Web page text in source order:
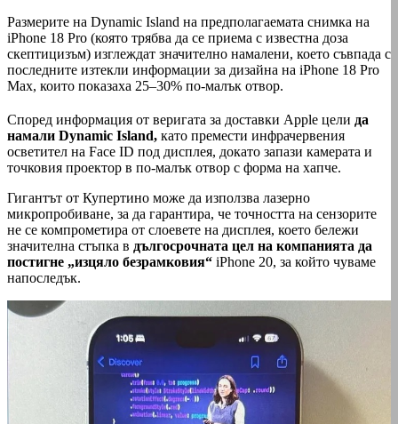
Размерите на Dynamic Island на предполагаемата снимка на
iPhone 18 Pro (която трябва да се приема с известна доза
скептицизъм) изглеждат значително намалени, което съвпада с
последните изтекли информации за дизайна на iPhone 18 Pro
Max, които показаха 25–30% по-малък отвор.
Според информация от веригата за доставки Apple цели да
намали Dynamic Island, като премести инфрачервения
осветител на Face ID под дисплея, докато запази камерата и
точковия проектор в по-малък отвор с форма на хапче.
Гигантът от Купертино може да използва лазерно
микропробиване, за да гарантира, че точността на сензорите
не се компрометира от слоевете на дисплея, което бележи
значителна стъпка в дългосрочната цел на компанията да
постигне „изцяло безрамковия“ iPhone 20, за който чуваме
напоследък.